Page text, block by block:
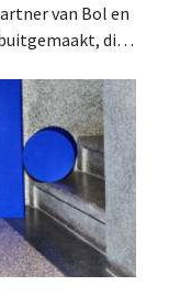
van Bol en
die
voor